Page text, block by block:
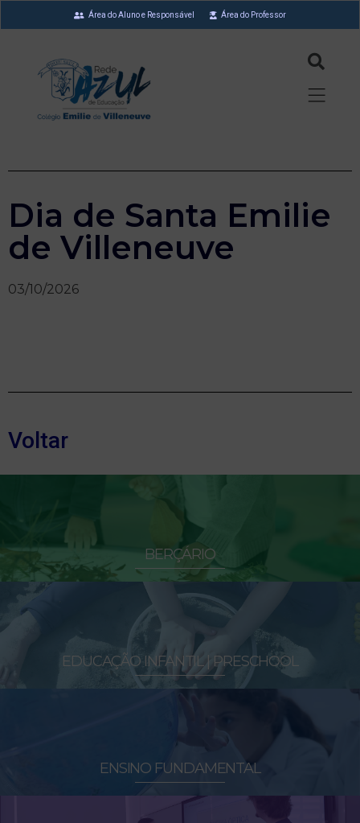
Área do Aluno e Responsável Área do Professor
Dia de Santa Emilie
de Villeneuve
03/10/2026
Voltar
BERÇÁRIO
EDUCAÇÃO INFANTIL | PRESCHOOL
ENSINO FUNDAMENTAL